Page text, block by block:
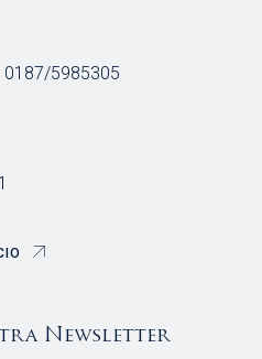
5985305
Newsletter